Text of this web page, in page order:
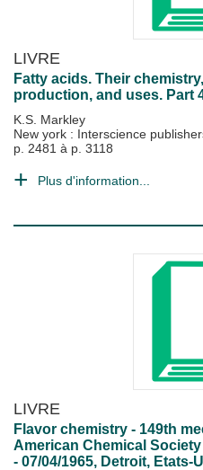
LIVRE
Fatty acids. Their
production, and uses. Part
K.S. Markley
New york : Interscience
p. 2481 à p. 3118
Plus d'information...
LIVRE
Flavor chemistry - 149th
American Chemical Society
- 07/04/1965, Detroit, Etats-